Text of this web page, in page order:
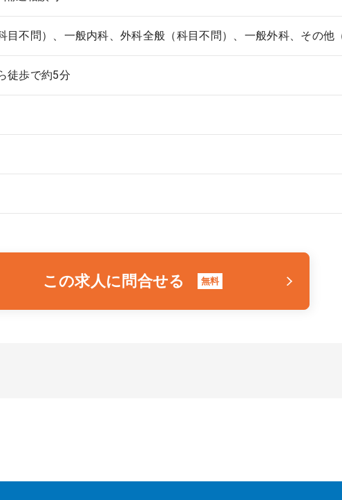
目不問）、一般内科、外科全般（科目不問）、一般外科、その他
徒歩で約5分
この求人に問合せる 無料